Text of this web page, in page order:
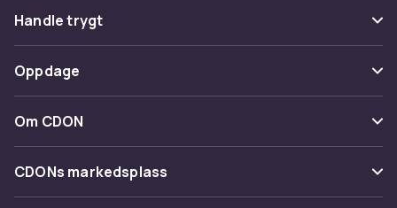
Vanlige spørsmål
Spor pakke
Angre & returner her
Kontakt oss
Handle trygt
Betaling
Levering
Tilbakekallinger
Oppdage
Kategorier
Varemerker
Om CDON
Om oss
Kundeanmeldelser
CDONs markedsplass